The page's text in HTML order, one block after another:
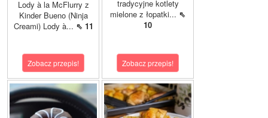
Lody à la McFlurry z
Kinder Bueno (Ninja
Creami) Lody à... ⇖ 11
Zobacz przepis!
tradycyjne kotlety
mielone z łopatki... ⇖
10
Zobacz przepis!